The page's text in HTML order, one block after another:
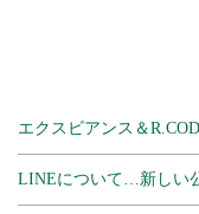
エクスビアンス＆
LINEについて…新しい